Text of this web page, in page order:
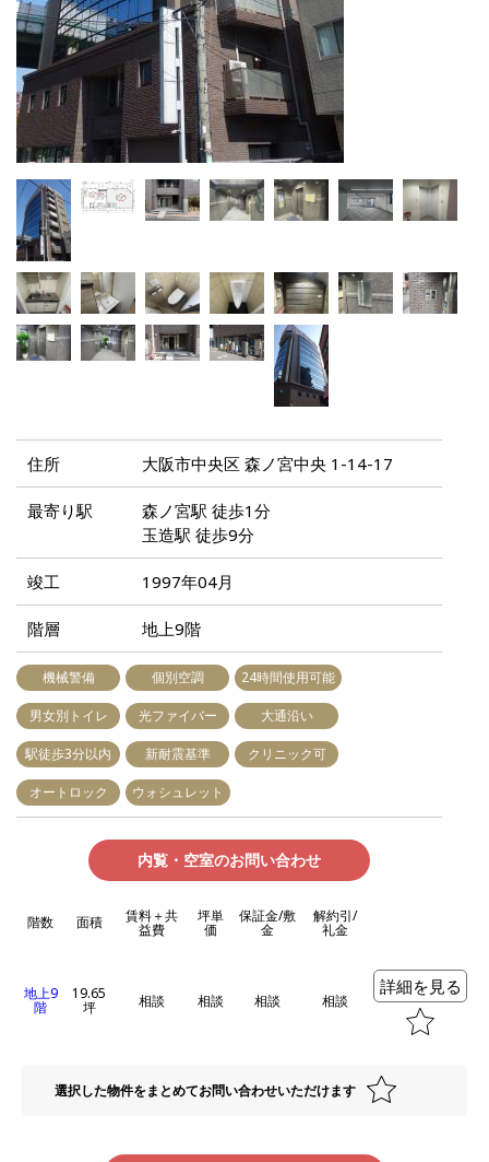
住所 大阪市中央区 森ノ宮中央 1-14-17
最寄り駅
森ノ宮駅 徒歩1分
玉造駅 徒歩9分
竣工 1997年04月
階層 地上9階
機械警備 個別空調 24時間使用可能
男女別トイレ 光ファイバー 大通沿い
駅徒歩3分以内 新耐震基準 クリニック可
オートロック ウォシュレット
内覧・空室のお問い合わせ
階数 面積 賃料＋共
益費
坪単
価
保証金/敷
金
解約引/
礼金
地上9
階
19.65
坪 相談 相談 相談 相談
詳細を見る
選択した物件をまとめてお問い合わせいただけます